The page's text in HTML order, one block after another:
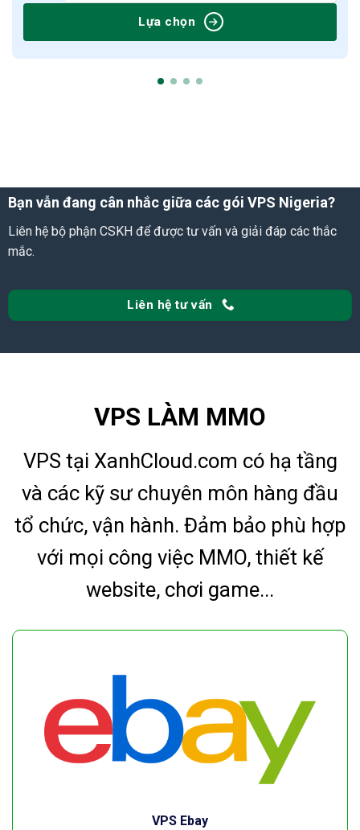
Lựa chọn
Bạn vẫn đang cân nhắc giữa các gói VPS Nigeria?
Liên hệ bộ phận CSKH để được tư vấn và giải đáp các thắc
mắc.
Liên hệ tư vấn
VPS LÀM MMO
VPS tại XanhCloud.com có hạ tầng
và các kỹ sư chuyên môn hàng đầu
tổ chức, vận hành. Đảm bảo phù hợp
với mọi công việc MMO, thiết kế
website, chơi game...
VPS Ebay